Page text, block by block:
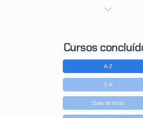
Cursos
A-Z
Z-A
Data de início